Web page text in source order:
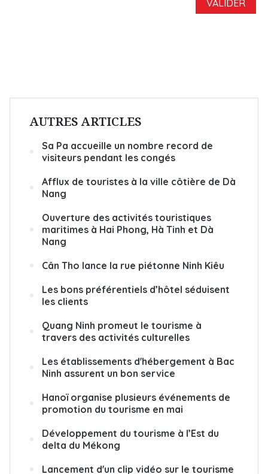
AUTRES ARTICLES
Sa Pa accueille un nombre record de
visiteurs pendant les congés
Afflux de touristes à la ville côtière de Dà
Nang
Ouverture des activités touristiques
maritimes à Hai Phong, Hà Tinh et Dà
Nang
Cân Tho lance la rue piétonne Ninh Kiêu
Les bons préférentiels d’hôtel séduisent
les clients
Quang Ninh promeut le tourisme à
travers des activités culturelles
Les établissements d'hébergement à Bac
Ninh assurent un bon service
Hanoï organise plusieurs événements de
promotion du tourisme en mai
Développement du tourisme à l’Est du
delta du Mékong
Lancement d'un clip vidéo sur le tourisme